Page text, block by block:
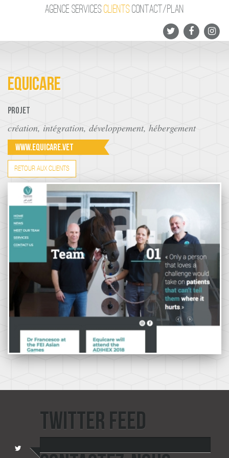
AGENCE SERVICES CLIENTS CONTACT/PLAN
EQUICARE
Projet
création, intégration, développement, hébergement
www.equicare.vet
RETOUR AUX CLIENTS
TWITTER FEED